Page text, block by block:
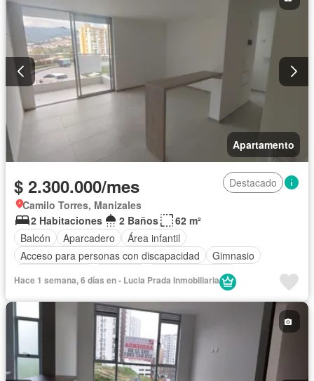
Apartamento
$ 2.300.000/mes
Destacado
Camilo Torres, Manizales
2 Habitaciones
2 Baños
62 m²
Balcón
Aparcadero
Área infantil
Acceso para personas con discapacidad
Gimnasio
Vista panorámica
Hace 1 semana, 6 días en - Lucia Prada Inmobiliaria